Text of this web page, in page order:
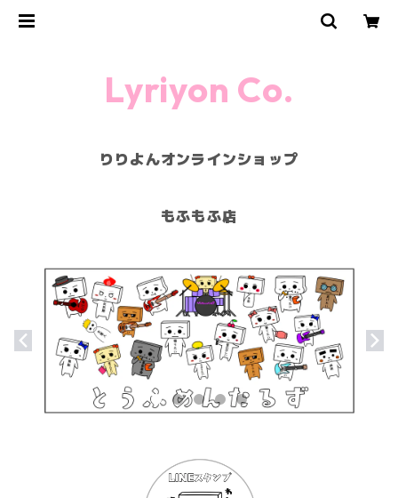
Lyriyon Co.
りりよんオンラインショップ
もふもふ店